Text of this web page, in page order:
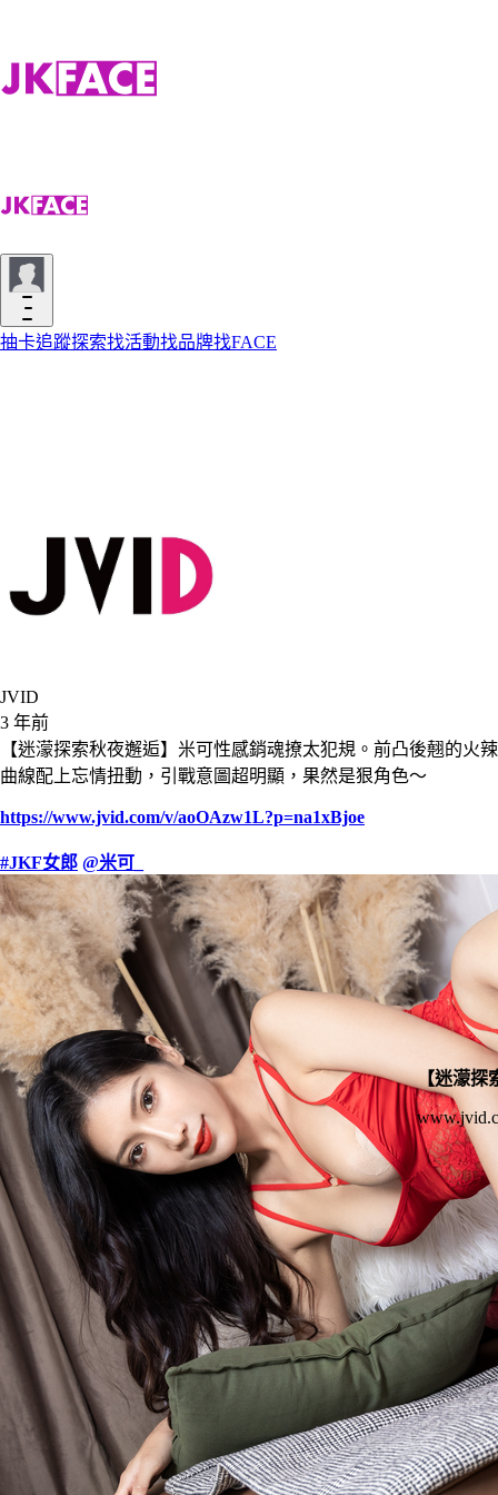
抽卡追蹤探索找活動找品牌找FACE
JVID
3 年前
【迷濛探索秋夜邂逅】米可性感銷魂撩太犯規。前凸後翹的火辣
曲線配上忘情扭動，引戰意圖超明顯，果然是狠角色～
https://www.jvid.com/v/aoOAzw1L?p=na1xBjoe
#JKF女郎 @米可_
【迷濛探